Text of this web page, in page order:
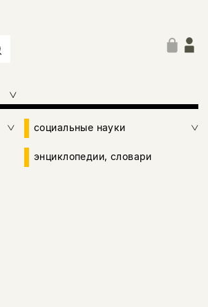
социальные науки
энциклопедии, словари